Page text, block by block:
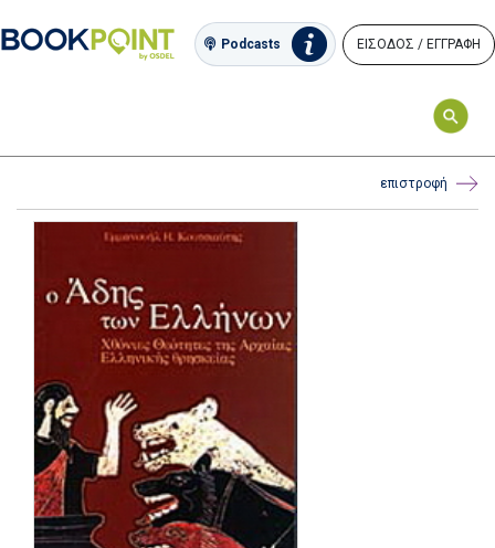
Podcasts ΕΙΣΟΔΟΣ / ΕΓΓΡΑΦΗ
επιστροφή